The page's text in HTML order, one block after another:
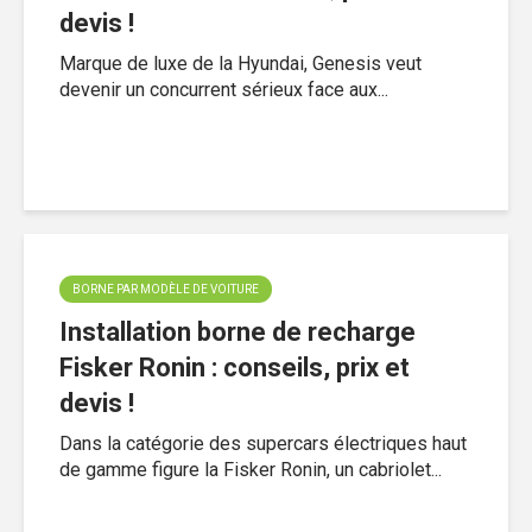
devis !
Marque de luxe de la Hyundai, Genesis veut
devenir un concurrent sérieux face aux...
BORNE PAR MODÈLE DE VOITURE
Installation borne de recharge
Fisker Ronin : conseils, prix et
devis !
Dans la catégorie des supercars électriques haut
de gamme figure la Fisker Ronin, un cabriolet...